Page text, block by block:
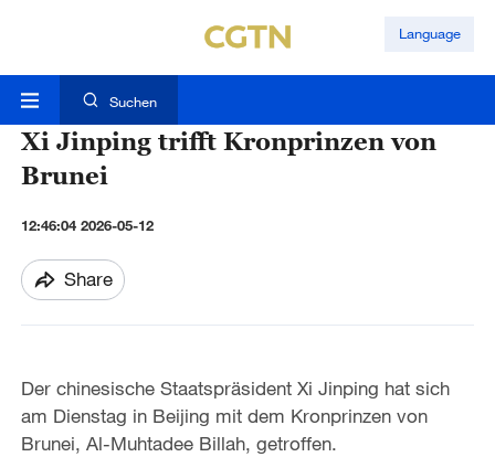
Language
Suchen
Xi Jinping trifft Kronprinzen von
Brunei
12:46:04 2026-05-12
Share
Der chinesische Staatspräsident Xi Jinping hat sich
am Dienstag in Beijing mit dem Kronprinzen von
Brunei, Al-Muhtadee Billah, getroffen.